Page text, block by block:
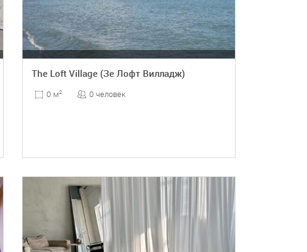
The Loft Village (Зе Лофт Вилладж)
0 м2 0 человек